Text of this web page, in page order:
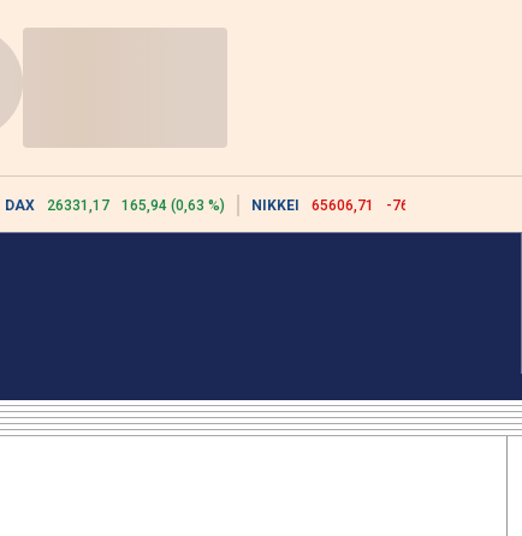
DAX 26331,17 165,94 (0,63 %) NIKKEI 65606,71 -76,55 (-0,12 %)